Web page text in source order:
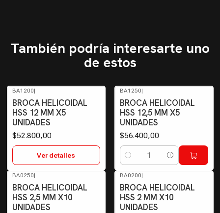
También podría interesarte uno
de estos
Agotado
BA1200|
BROCA HELICOIDAL
HSS 12 MM X5
UNIDADES
$52.800,00
Ver detalles
BA1250|
BROCA HELICOIDAL
HSS 12,5 MM X5
UNIDADES
$56.400,00
Cantidad
BA0250|
BROCA HELICOIDAL
HSS 2,5 MM X10
UNIDADES
BA0200|
BROCA HELICOIDAL
HSS 2 MM X10
UNIDADES